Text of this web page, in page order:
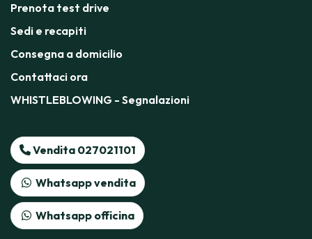
Prenota test drive
Sedi e recapiti
Consegna a domicilio
Contattaci ora
WHISTLEBLOWING - Segnalazioni
Vendita 027021101
Whatsapp vendita
Whatsapp officina